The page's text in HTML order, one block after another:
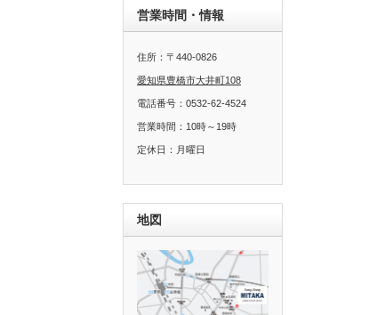
営業時間・情報
住所：〒440-0826
愛知県豊橋市大井町108
電話番号：0532-62-4524
営業時間：10時～19時
定休日：月曜日
地図